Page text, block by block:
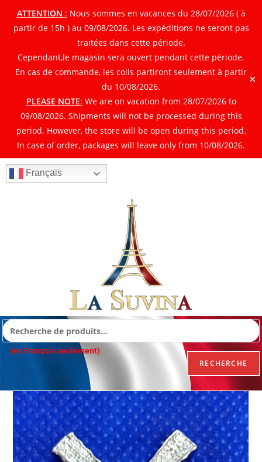
ATTENTION : Nous sommes en vacances du 28/07/2026 ( à
partir de 15h ) au 09/08/2026. Les expéditions ne seront pas
traitées dans cette période.
Cependant,le magasin sera ouvert pendant cette période.
En cas de commande, les colis partiront seulement à partir
du 10/08/2026.
PLEASE NOTE: We are on vacation from 28/07/2026 to
09/08/2026. Shipments will not be processed during this
period. However, the store will be open during this period.
In case of order, packages will leave only from 10/08/2026.
✕
Français
RECHERCHE
(en Français seulement)